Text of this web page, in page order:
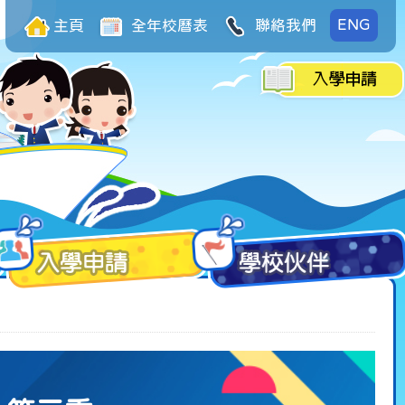
主頁 全年校曆表 聯絡我們 ENG